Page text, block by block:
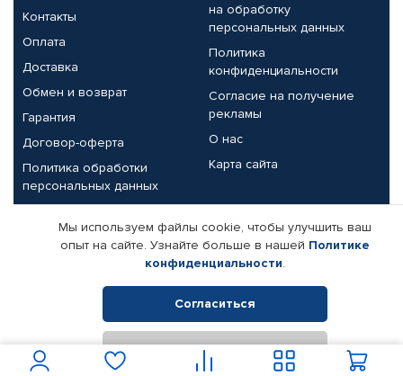
Контакты
Оплата
Доставка
Обмен и возврат
Гарантия
Договор-оферта
Политика обработки
персональных данных
на обработку
персональных данных
Политика
конфиденциальности
Согласие на получение
рекламы
О нас
Карта сайта
Партнерам
Корпоративным клиентам
Поставщикам
Реквизиты компании
© КАМАЗ ЦЕНТР ДОНЕЦК, 2015-2026. Все права защищены.
Интернет-магазин автомобильных товаров Автопрофи.
Мы используем файлы cookie, чтобы улучшить ваш
опыт на сайте. Узнайте больше в нашей Политике
конфиденциальности.
Согласиться
Отклонить